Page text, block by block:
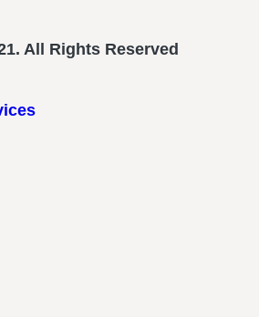
All Rights Reserved